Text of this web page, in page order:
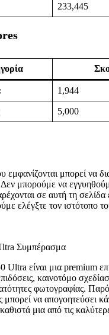
233,445
1,944
5,000
εμφανίζονται μπορεί να
μπορούμε να
σε αυτή τη σελίδα
ελέγξτε τον ιστότοπο
Συμπέρασμα
είναι μια premium
καινοτόμο
φωτογραφίας.
μπορεί να απογοητεύσει
μια από τις